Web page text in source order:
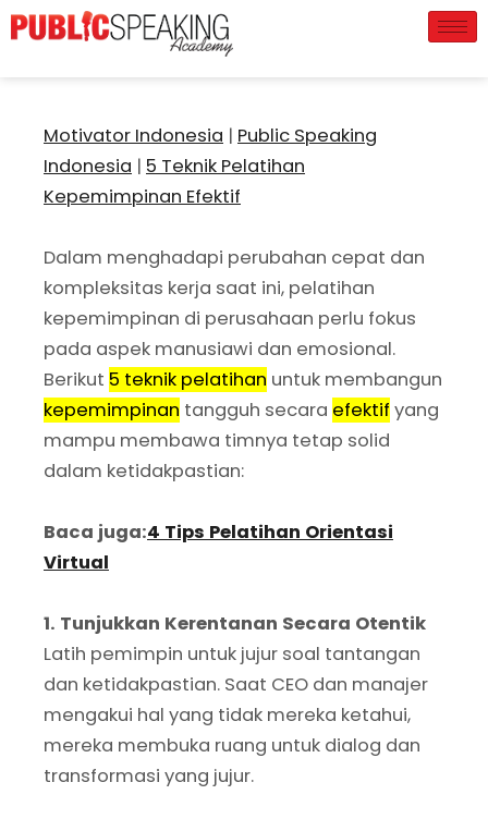
Motivator Indonesia | Public Speaking
Indonesia | 5 Teknik Pelatihan
Kepemimpinan Efektif
Dalam menghadapi perubahan cepat dan
kompleksitas kerja saat ini, pelatihan
kepemimpinan di perusahaan perlu fokus
pada aspek manusiawi dan emosional.
Berikut 5 teknik pelatihan untuk membangun
kepemimpinan tangguh secara efektif yang
mampu membawa timnya tetap solid
dalam ketidakpastian:
Baca juga:4 Tips Pelatihan Orientasi
Virtual
1. Tunjukkan Kerentanan Secara Otentik
Latih pemimpin untuk jujur soal tantangan
dan ketidakpastian. Saat CEO dan manajer
mengakui hal yang tidak mereka ketahui,
mereka membuka ruang untuk dialog dan
transformasi yang jujur.